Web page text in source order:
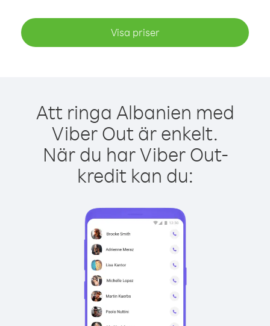
Visa priser
Att ringa Albanien med
Viber Out är enkelt.
När du har Viber Out-
kredit kan du: